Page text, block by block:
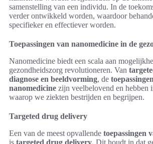
samenstelling van een individu. In de
verder ontwikkeld worden, waardoor
specifieker en effectiever worden.
Toepassingen van nanomedicine in de
Nanomedicine biedt een scala aan
gezondheidszorg revolutioneren. Van
diagnose en beeldvorming, de
nanomedicine zijn veelbelovend en hebben
waarop we ziekten bestrijden en begrijpen.
Targeted drug delivery
Een van de meest opvallende toepassingen
is targeted drug delivery. Dit houdt in dat